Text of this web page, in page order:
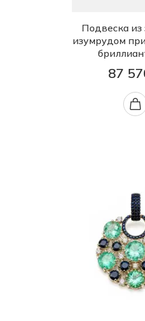
Подвеска из
изумрудом
87